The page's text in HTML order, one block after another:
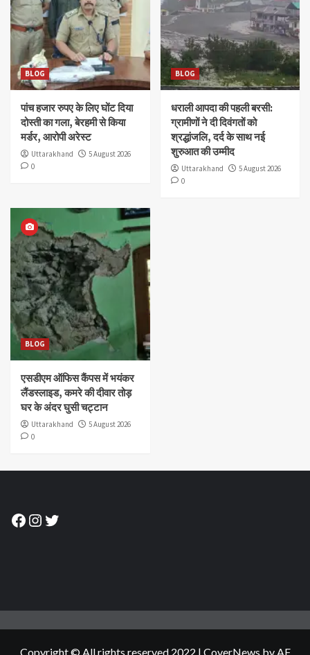
BLOG
पांच हजार रुपए के लिए घोंट दिया
दोस्ती का गला, बेरहमी से किया
मर्डर, आरोपी अरेस्ट
Uttarakhand
5 August 2026
0
BLOG
धराली आपदा की पहली बरसी:
ग्रामीणों ने दी दिवंगतों को
श्रद्धांजलि, दर्द के साथ नई
शुरुआत की उम्मीद
Uttarakhand
5 August 2026
0
BLOG
एसडीएम ऑफिस कैंपस में भयंकर
लैंडस्लाइड, कमरे की दीवार तोड़
घर के अंदर घुसी चट्टान
Uttarakhand
5 August 2026
0
Facebook
Instagram
Twitter
Copyright © All rights reserved.2022 | CoverNews by AF